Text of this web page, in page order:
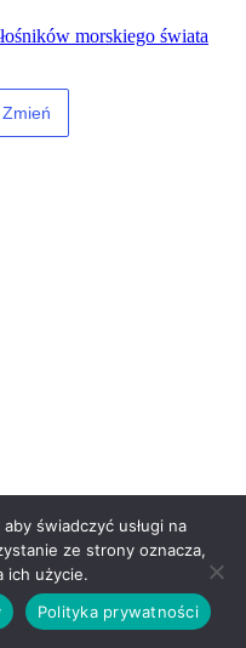
morskiego świata
świadczyć usługi na
ze strony oznacza,
ich użycie.
Polityka prywatności